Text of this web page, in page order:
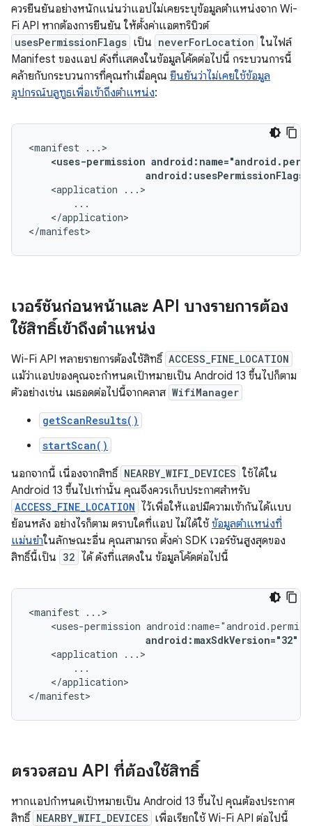
ควรยืนยันอย่างหนักแน่นว่าแอปไม่เคยระบุข้อมูลตำแหน่งจาก Wi-
Fi API หากต้องการยืนยัน ให้ตั้งค่าแอตทริบิวต์
usesPermissionFlags เป็น neverForLocation ในไฟล์
Manifest ของแอป ดังที่แสดงในข้อมูลโค้ดต่อไปนี้ กระบวนการนี้
คล้ายกับกระบวนการที่คุณทำเมื่อคุณ ยืนยันว่าไม่เคยใช้ข้อมูล
อุปกรณ์บลูทูธเพื่อเข้าถึงตำแหน่ง:
<manifest
<uses-permission
<application
</application>
</manifest>
เวอร์ชันก่อนหน้าและ API บางรายการต้อง
ใช้สิทธิ์เข้าถึงตำแหน่ง
Wi-Fi API หลายรายการต้องใช้สิทธิ์ ACCESS_FINE_LOCATION
แม้ว่าแอปของคุณจะกำหนดเป้าหมายเป็น Android 13 ขึ้นไปก็ตาม
ตัวอย่างเช่น เมธอดต่อไปนี้จากคลาส WifiManager
getScanResults()
startScan()
นอกจากนี้ เนื่องจากสิทธิ์ NEARBY_WIFI_DEVICES ใช้ได้ใน
Android 13 ขึ้นไปเท่านั้น คุณจึงควรเก็บประกาศสำหรับ
ACCESS_FINE_LOCATION ไว้เพื่อให้แอปมีความเข้ากันได้แบบ
ย้อนหลัง อย่างไรก็ตาม ตราบใดที่แอป ไม่ได้ใช้ ข้อมูลตำแหน่งที่
แม่นยำในลักษณะอื่น คุณสามารถ ตั้งค่า SDK เวอร์ชันสูงสุดของ
สิทธิ์นี้เป็น 32 ได้ ดังที่แสดงใน ข้อมูลโค้ดต่อไปนี้
<manifest
<uses-permission
android:maxSdkVersion="32"
<application
</application>
</manifest>
ตรวจสอบ API ที่ต้องใช้สิทธิ์
หากแอปกำหนดเป้าหมายเป็น Android 13 ขึ้นไป คุณต้องประกาศ
สิทธิ์ NEARBY_WIFI_DEVICES เพื่อเรียกใช้ Wi-Fi API ต่อไปนี้